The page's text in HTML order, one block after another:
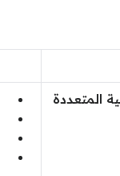
المتعددة